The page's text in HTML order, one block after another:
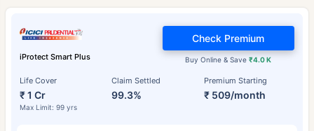
iProtect Smart Plus
Life Cover
₹ 1 Cr
Max Limit: 99 yrs
Claim Settled
99.3%
Premium Starting
₹ 509/month
Buy Online & Save₹4.0 K
Check Premium